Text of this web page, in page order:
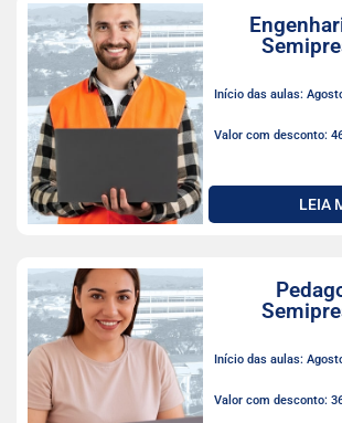
Início das aulas:
Valor com desconto:
LEIA
Início das aulas:
Valor com desconto: